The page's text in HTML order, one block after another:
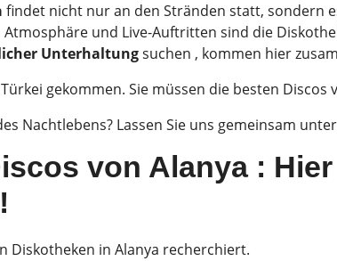
findet nicht nur an den Stränden statt, sondern
und Live-Auftritten sind die
Unterhaltungsuchen , kommen hier
gekommen. Sie müssen die besten Discos
Nachtlebens? Lassen Sie uns gemeinsam
von Alanya :
Diskotheken in Alanya recherchiert.